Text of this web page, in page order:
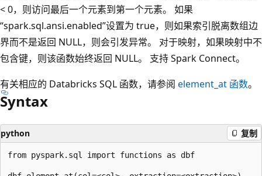
< 0，则访问最后一个元素到第一个元素。 如果
“spark.sql.ansi.enabled”设置为 true，则如果索引脱离数组边
界而不是返回 NULL，则会引发异常。 对于映射，如果映射中不
包含键，则该函数始终返回 NULL。 支持 Spark Connect。
有关相应的 Databricks SQL 函数，请参阅 element_at 函数。
Syntax
python 复制
from pyspark.sql import functions as dbf